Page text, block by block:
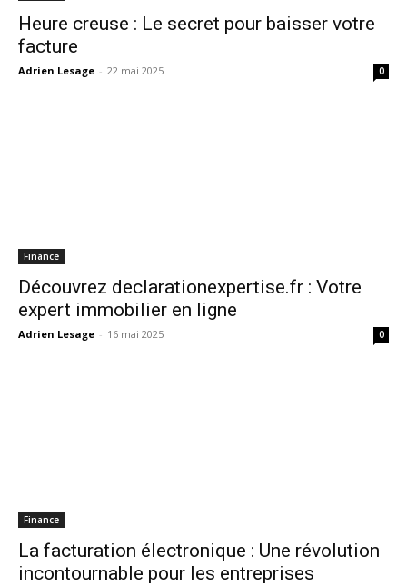
Heure creuse : Le secret pour baisser votre
facture
Adrien Lesage - 22 mai 2025 0
Finance
Découvrez declarationexpertise.fr : Votre
expert immobilier en ligne
Adrien Lesage - 16 mai 2025 0
Finance
La facturation électronique : Une révolution
incontournable pour les entreprises